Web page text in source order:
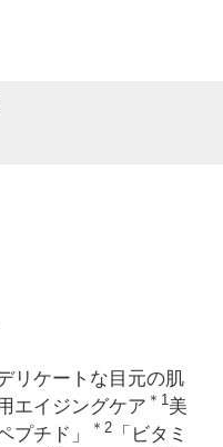
リケートな目元の肌
エイジングケア ＊1美
プチド」
＊2
「ビタミ